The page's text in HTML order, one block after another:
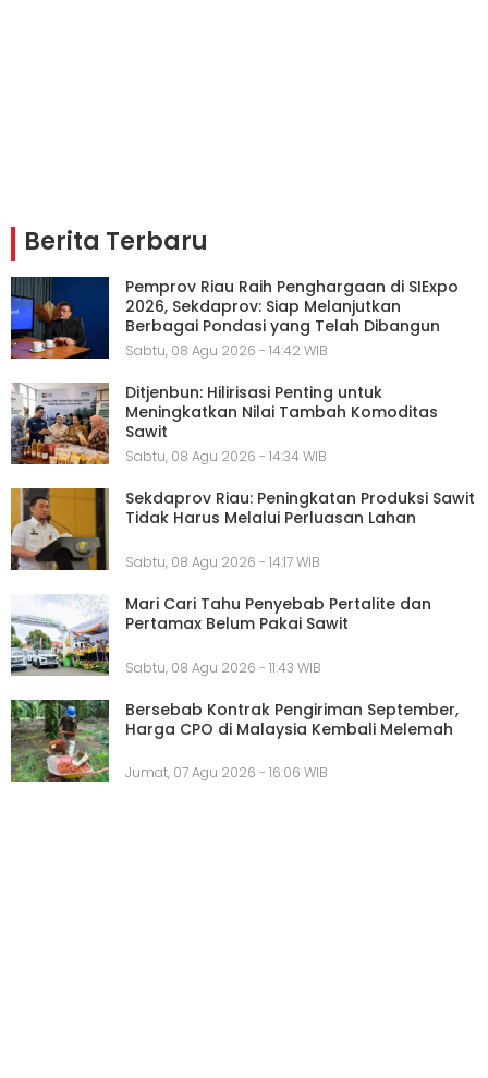
Berita Terbaru
Pemprov Riau Raih Penghargaan di SIExpo
2026, Sekdaprov: Siap Melanjutkan
Berbagai Pondasi yang Telah Dibangun
Sabtu, 08 Agu 2026 - 14:42 WIB
Ditjenbun: Hilirisasi Penting untuk
Meningkatkan Nilai Tambah Komoditas
Sawit
Sabtu, 08 Agu 2026 - 14:34 WIB
Sekdaprov Riau: Peningkatan Produksi Sawit
Tidak Harus Melalui Perluasan Lahan
Sabtu, 08 Agu 2026 - 14:17 WIB
Mari Cari Tahu Penyebab Pertalite dan
Pertamax Belum Pakai Sawit
Sabtu, 08 Agu 2026 - 11:43 WIB
Bersebab Kontrak Pengiriman September,
Harga CPO di Malaysia Kembali Melemah
Jumat, 07 Agu 2026 - 16:06 WIB